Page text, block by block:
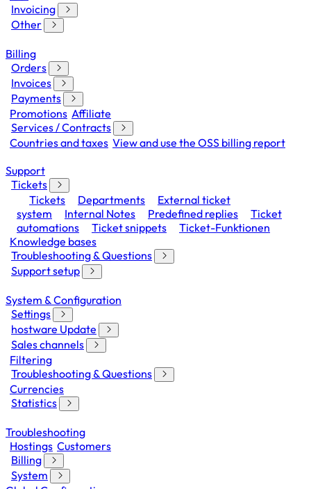
Invoicing
Other
Billing
Orders
Invoices
Payments
Promotions Affiliate
Services / Contracts
Countries and taxes View and use the OSS billing report
Support
Tickets
Tickets
Departments
External ticket
system
Internal Notes Predefined replies
Ticket
automations
Ticket snippets
Ticket-Funktionen
Knowledge bases
Troubleshooting & Questions
Support setup
System & Configuration
Settings
hostware Update
Sales channels
Filtering
Troubleshooting & Questions
Currencies
Statistics
Troubleshooting
Hostings Customers
Billing
System